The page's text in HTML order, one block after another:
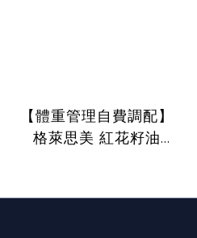
【體重管理自費調配】
格萊思美 紅花籽油